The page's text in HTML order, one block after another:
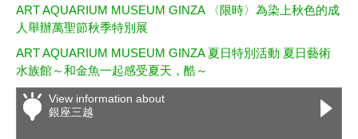
ART AQUARIUM MUSEUM GINZA 〈限時〉為染上秋色的成
人舉辦萬聖節秋季特別展
ART AQUARIUM MUSEUM GINZA 夏日特別活動 夏日藝術
水族館～和金魚一起感受夏天，酷～
View information about
銀座三越